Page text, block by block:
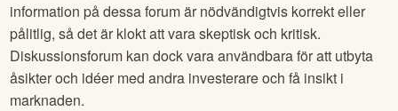
information på dessa forum är nödvändigtvis korrekt eller
pålitlig, så det är klokt att vara skeptisk och kritisk.
Diskussionsforum kan dock vara användbara för att utbyta
åsikter och idéer med andra investerare och få insikt i
marknaden.